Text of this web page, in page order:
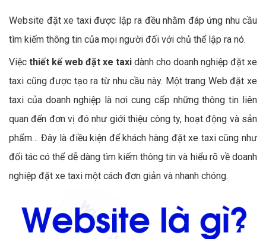
Website đặt xe taxi được lập ra đều nhằm đáp ứng nhu cầu
tìm kiếm thông tin của mọi người đối với chủ thể lập ra nó.
Việc thiết kế web đặt xe taxi dành cho doanh nghiệp đặt xe
taxi cũng được tạo ra từ nhu cầu này. Một trang Web đặt xe
taxi của doanh nghiệp là nơi cung cấp những thông tin liên
quan đến đơn vị đó như giới thiệu công ty, hoạt động và sản
phẩm… Đây là điều kiện để khách hàng đặt xe taxi cũng như
đối tác có thể dễ dàng tìm kiếm thông tin và hiểu rõ về doanh
nghiệp đặt xe taxi một cách đơn giản và nhanh chóng.